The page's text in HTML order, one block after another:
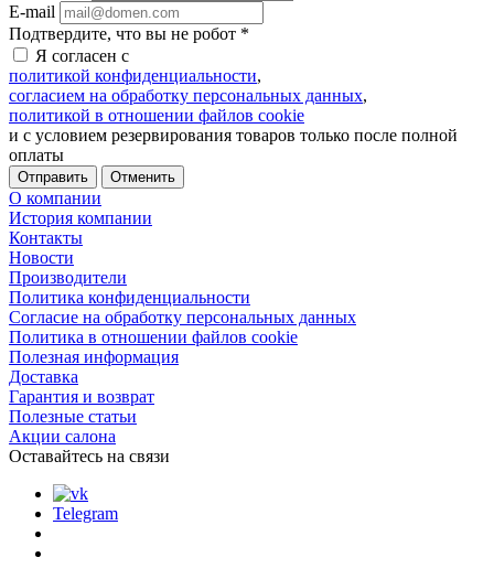
E-mail
Подтвердите, что вы не робот *
Я согласен с
политикой конфиденциальности,
согласием на обработку персональных данных,
политикой в отношении файлов cookie
и с условием резервирования товаров только после полной
оплаты
Отменить
О компании
История компании
Контакты
Новости
Производители
Политика конфиденциальности
Согласие на обработку персональных данных
Политика в отношении файлов cookie
Полезная информация
Доставка
Гарантия и возврат
Полезные статьи
Акции салона
Оставайтесь на связи
Telegram